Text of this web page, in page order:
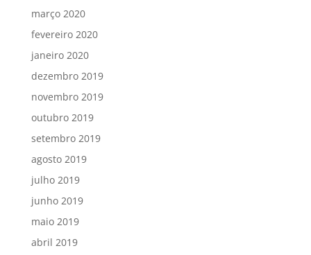
março 2020
fevereiro 2020
janeiro 2020
dezembro 2019
novembro 2019
outubro 2019
setembro 2019
agosto 2019
julho 2019
junho 2019
maio 2019
abril 2019